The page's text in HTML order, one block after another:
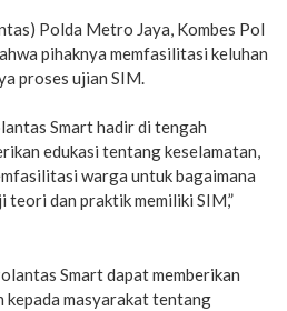
Polda Metro Jaya, Kombes Pol
pihaknya memfasilitasi keluhan
proses ujian SIM.
Smart hadir di tengah
edukasi tentang keselamatan,
warga untuk bagaimana
teori dan praktik memiliki SIM,”
Smart dapat memberikan
kepada masyarakat tentang